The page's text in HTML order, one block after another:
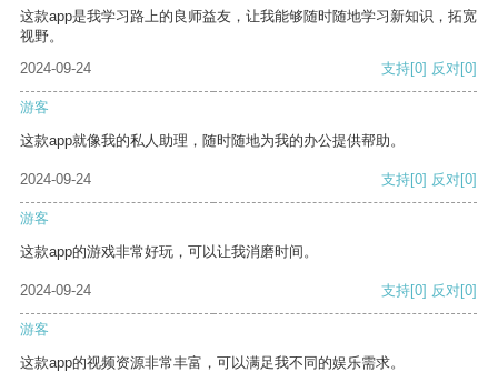
这款app是我学习路上的良师益友，让我能够随时随地学习新知识，拓宽
视野。
2024-09-24
支持[0] 反对[0]
游客
这款app就像我的私人助理，随时随地为我的办公提供帮助。
2024-09-24 支持[0] 反对[0]
游客
这款app的游戏非常好玩，可以让我消磨时间。
2024-09-24 支持[0] 反对[0]
游客
这款app的视频资源非常丰富，可以满足我不同的娱乐需求。